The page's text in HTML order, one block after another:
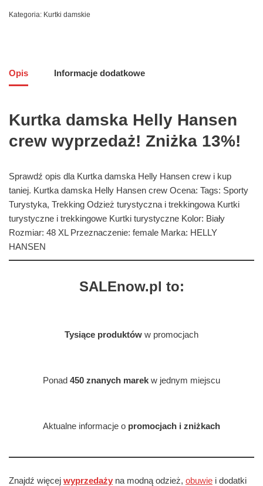
Kategoria: Kurtki damskie
Opis Informacje dodatkowe
Kurtka damska Helly Hansen
crew wyprzedaż! Zniżka 13%!
Sprawdź opis dla Kurtka damska Helly Hansen crew i kup
taniej. Kurtka damska Helly Hansen crew Ocena: Tags: Sporty
Turystyka, Trekking Odzież turystyczna i trekkingowa Kurtki
turystyczne i trekkingowe Kurtki turystyczne Kolor: Biały
Rozmiar: 48 XL Przeznaczenie: female Marka: HELLY
HANSEN
SALEnow.pl to:
Tysiące produktów w promocjach
Ponad 450 znanych marek w jednym miejscu
Aktualne informacje o promocjach i zniżkach
Znajdź więcej wyprzedaży na modną odzież, obuwie i dodatki